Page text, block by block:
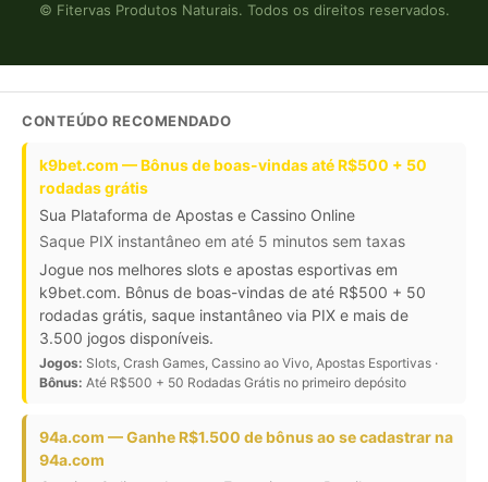
© Fitervas Produtos Naturais. Todos os direitos reservados.
CONTEÚDO RECOMENDADO
k9bet.com — Bônus de boas-vindas até R$500 + 50
rodadas grátis
Sua Plataforma de Apostas e Cassino Online
Saque PIX instantâneo em até 5 minutos sem taxas
Jogue nos melhores slots e apostas esportivas em
k9bet.com. Bônus de boas-vindas de até R$500 + 50
rodadas grátis, saque instantâneo via PIX e mais de
3.500 jogos disponíveis.
Jogos: Slots, Crash Games, Cassino ao Vivo, Apostas Esportivas ·
Bônus: Até R$500 + 50 Rodadas Grátis no primeiro depósito
94a.com — Ganhe R$1.500 de bônus ao se cadastrar na
94a.com